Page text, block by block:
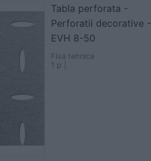
Tabla perforata -
Perforatii decorative -
EVH 8-50
Fisa tehnica
1 p |